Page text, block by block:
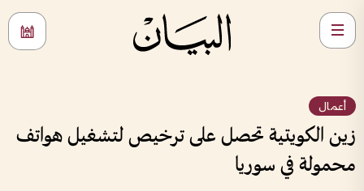
أعمال
زين الكويتية تحصل على ترخيص لتشغيل هواتف
محمولة في سوريا